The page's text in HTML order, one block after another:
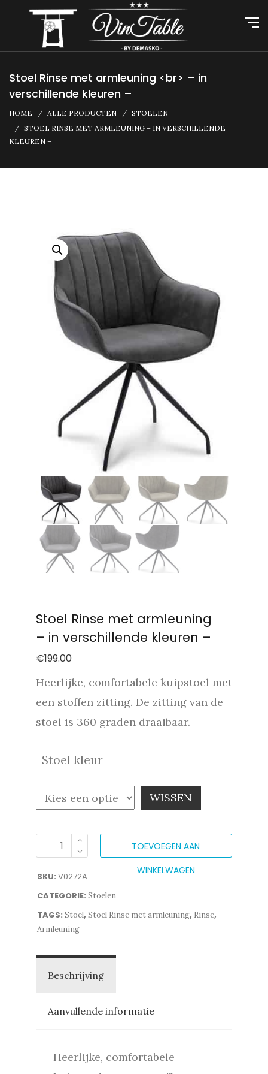
Stoel Rinse met armleuning <br> – in
verschillende kleuren –
HOME ALLE PRODUCTEN
STOELEN
STOEL RINSE MET ARMLEUNING – IN VERSCHILLENDE
KLEUREN –
Stoel Rinse met armleuning
– in verschillende kleuren –
€199.00
Heerlijke, comfortabele kuipstoel met
een stoffen zitting. De zitting van de
stoel is 360 graden draaibaar.
Stoel kleur
WISSEN
TOEVOEGEN AAN
WINKELWAGEN
SKU: V0272A
CATEGORIE: Stoelen
TAGS: Stoel, Stoel Rinse met armleuning, Rinse,
Armleuning
Beschrijving
Aanvullende informatie
Heerlijke, comfortabele